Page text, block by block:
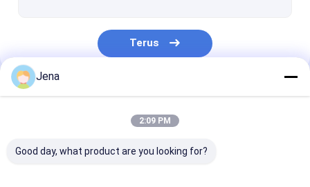
Terus
Kategori Kami
Jena
2:09 PM
Good day, what product are you looking for?